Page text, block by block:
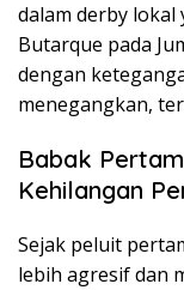
dalam derby lokal
Butarque pada
dengan
menegangkan,
Babak
Kehilangan
Sejak peluit
lebih agresif dan